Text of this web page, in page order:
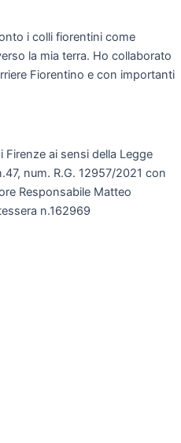
i colli fiorentini come
la mia terra. Ho collaborato
Fiorentino e con importanti
Firenze ai sensi della Legge
num. R.G. 12957/2021 con
Responsabile Matteo
n.162969